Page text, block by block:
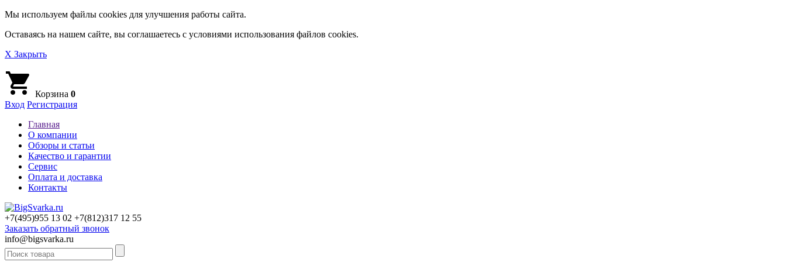
Мы используем файлы cookies для улучшения работы сайта.
Оставаясь на нашем сайте, вы соглашаетесь с условиями использования файлов cookies.
X Закрыть
Корзина 0
Вход Регистрация
Главная
О компании
Обзоры и статьи
Качество и гарантии
Сервис
Оплата и доставка
Контакты
+7(495)955 13 02 +7(812)317 12 55
Заказать обратный звонок
info@bigsvarka.ru